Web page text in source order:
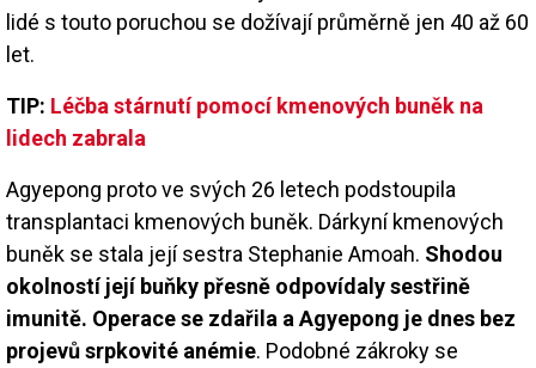
lidé s touto poruchou se dožívají průměrně jen 40 až 60
let.
TIP: Léčba stárnutí pomocí kmenových buněk na
lidech zabrala
Agyepong proto ve svých 26 letech podstoupila
transplantaci kmenových buněk. Dárkyní kmenových
buněk se stala její sestra Stephanie Amoah. Shodou
okolností její buňky přesně odpovídaly sestřině
imunitě. Operace se zdařila a Agyepong je dnes bez
projevů srpkovité anémie. Podobné zákroky se